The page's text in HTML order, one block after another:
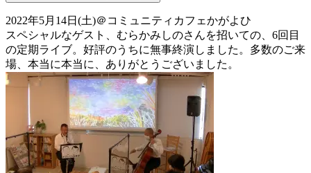
2022年5月14日(土)＠コミュニティカフェかがよひ
スペシャルなゲスト、むらかみしのさんを招いての、6回目
の定期ライブ。好評のうちに無事終演しました。多数のご来
場、本当に本当に、ありがとうございました。